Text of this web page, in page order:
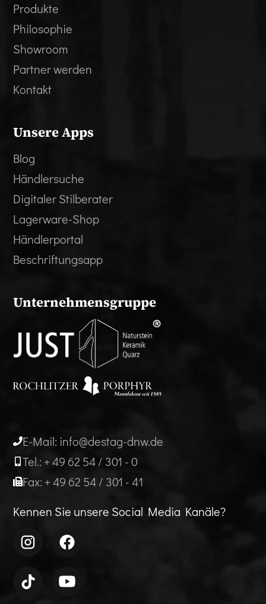
Produkte
Philosophie
Showroom
Partner werden
Kontakt
Unsere Apps
Blog
Händlersuche
Digitaler Stilberater
Lagerware-Shop
Händlerportal
Beschriftungsapp
Unternehmensgruppe
E-Mail: info@destag-dnw.de
Tel.: + 49 62 54 / 301 - 0
Fax: + 49 62 54 / 301 - 41
Kennen Sie unsere Social Media Kanäle?